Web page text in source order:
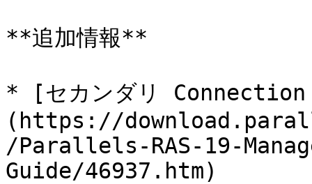
**追加情報**
* [セカンダリ
(https://
/Parallels-RAS-19-
Guide/46937.htm)